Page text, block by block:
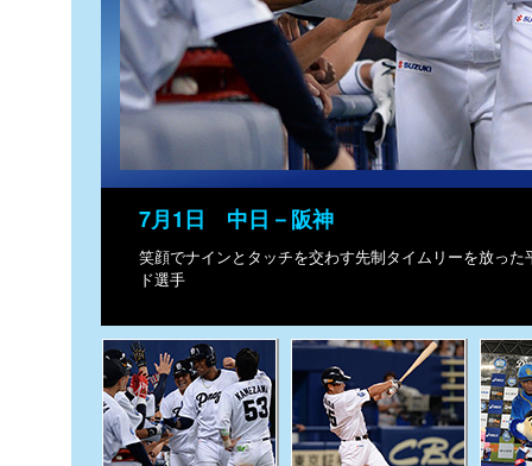
7月1日 中日－阪神
笑顔でナインとタッチを交わす先制タイムリーを放っ
ド選手